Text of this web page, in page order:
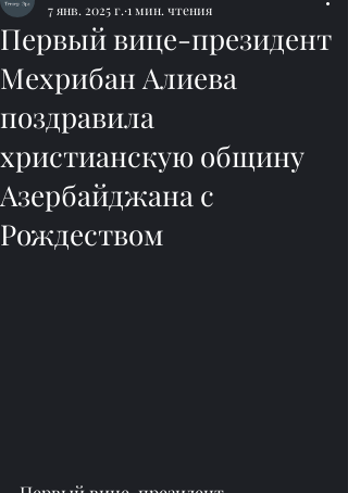
Первый вице-президент
Мехрибан Алиева
поздравила
христианскую общину
Азербайджана с
Рождеством
7 янв. 2025 г. 1 мин. чтения